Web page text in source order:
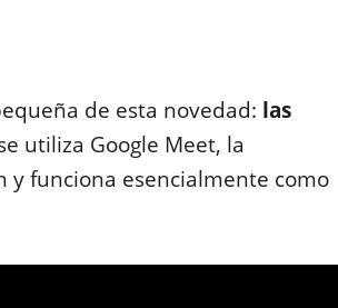
de esta novedad: las
utiliza Google Meet, la
y funciona esencialmente como